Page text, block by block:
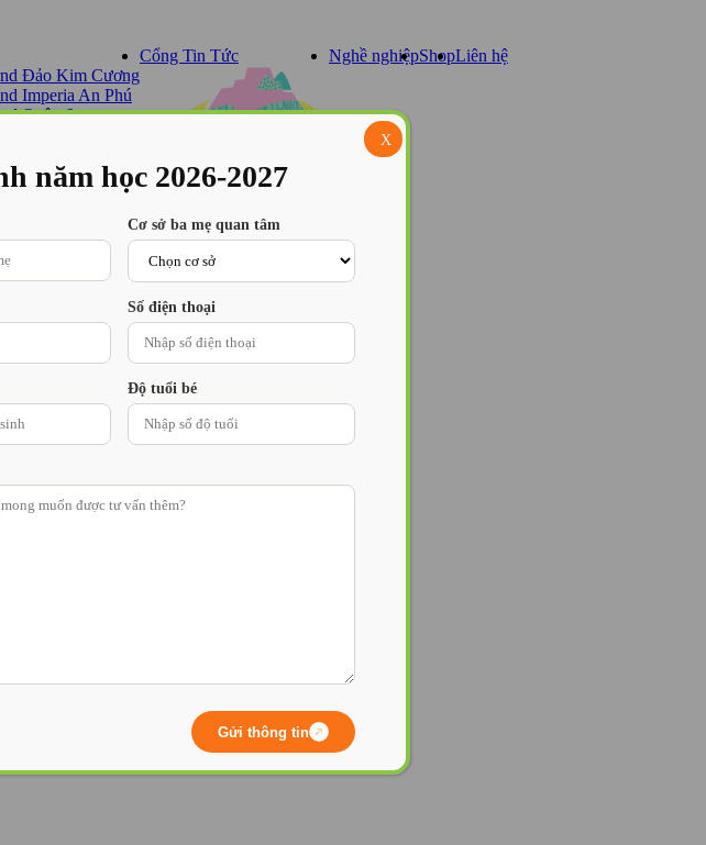
Đảo Kim Cương
Imperia An Phú
Quận 6
Cổng Tin Tức
Video
Nghề nghiệpShopLiên hệ
nămhọc 2026-2027
Cơ sở ba mẹ quan tâm
Số điện thoại
Độ tuổi bé
Gửi thông tin
X